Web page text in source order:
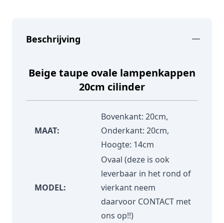
Beschrijving
Beige taupe ovale lampenkappen
20cm cilinder
MAAT:
Bovenkant: 20cm,
Onderkant: 20cm,
Hoogte: 14cm
MODEL:
Ovaal (deze is ook
leverbaar in het rond of
vierkant neem
daarvoor CONTACT met
ons op!!)